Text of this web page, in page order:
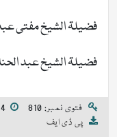
فضیلۃ الشیخ مفتی
فضیلۃ الشیخ عبد
فتوی نمبر: 810 04
پی ڈی ایف